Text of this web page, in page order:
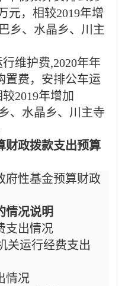
元，相较2019年增
乡、水晶乡、川主
维护费,2020年年
置费，安排公车运
较2019年增加
、水晶乡、川主寺
财政拨款支出预算
府性基金预算财政
情况说明
支出情况
关运行经费支出
情况